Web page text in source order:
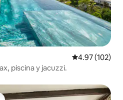
Calificación
4.97 (102)
piscina y jacuzzi.